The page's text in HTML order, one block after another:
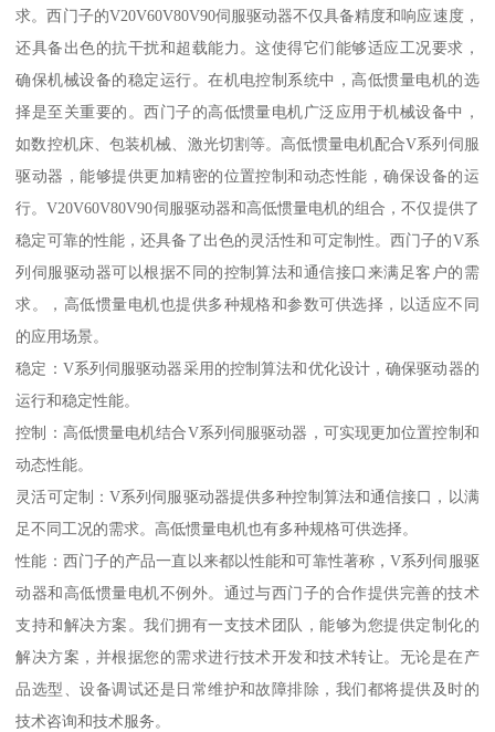
求。西门子的V20V60V80V90伺服驱动器不仅具备精度和响应速度，
还具备出色的抗干扰和超载能力。这使得它们能够适应工况要求，
确保机械设备的稳定运行。在机电控制系统中，高低惯量电机的选
择是至关重要的。西门子的高低惯量电机广泛应用于机械设备中，
如数控机床、包装机械、激光切割等。高低惯量电机配合V系列伺服
驱动器，能够提供更加精密的位置控制和动态性能，确保设备的运
行。V20V60V80V90伺服驱动器和高低惯量电机的组合，不仅提供了
稳定可靠的性能，还具备了出色的灵活性和可定制性。西门子的V系
列伺服驱动器可以根据不同的控制算法和通信接口来满足客户的需
求。，高低惯量电机也提供多种规格和参数可供选择，以适应不同
的应用场景。
稳定：V系列伺服驱动器采用的控制算法和优化设计，确保驱动器的
运行和稳定性能。
控制：高低惯量电机结合V系列伺服驱动器，可实现更加位置控制和
动态性能。
灵活可定制：V系列伺服驱动器提供多种控制算法和通信接口，以满
足不同工况的需求。高低惯量电机也有多种规格可供选择。
性能：西门子的产品一直以来都以性能和可靠性著称，V系列伺服驱
动器和高低惯量电机不例外。通过与西门子的合作提供完善的技术
支持和解决方案。我们拥有一支技术团队，能够为您提供定制化的
解决方案，并根据您的需求进行技术开发和技术转让。无论是在产
品选型、设备调试还是日常维护和故障排除，我们都将提供及时的
技术咨询和技术服务。